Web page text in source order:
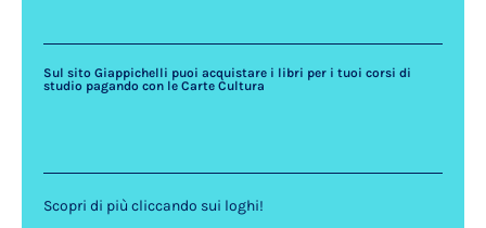
Sul sito Giappichelli puoi acquistare i libri per i tuoi corsi di
studio pagando con le Carte Cultura
Scopri di più cliccando sui loghi!